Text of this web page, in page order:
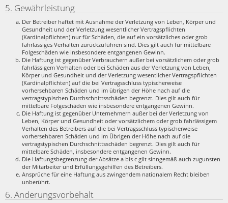
5. Gewährleistung
Der Betreiber haftet mit Ausnahme der Verletzung von Leben, Körper und
Gesundheit und der Verletzung wesentlicher Vertragspflichten
(Kardinalpflichten) nur für Schäden, die auf ein vorsätzliches oder grob
fahrlässiges Verhalten zurückzuführen sind. Dies gilt auch für mittelbare
Folgeschäden wie insbesondere entgangenen Gewinn.
Die Haftung ist gegenüber Verbrauchern außer bei vorsätzlichem oder grob
fahrlässigem Verhalten oder bei Schäden aus der Verletzung von Leben,
Körper und Gesundheit und der Verletzung wesentlicher Vertragspflichten
(Kardinalpflichten) auf die bei Vertragsschluss typischerweise
vorhersehbaren Schäden und im übrigen der Höhe nach auf die
vertragstypischen Durchschnittsschäden begrenzt. Dies gilt auch für
mittelbare Folgeschäden wie insbesondere entgangenen Gewinn.
Die Haftung ist gegenüber Unternehmern außer bei der Verletzung von
Leben, Körper und Gesundheit oder vorsätzlichem oder grob fahrlässigem
Verhalten des Betreibers auf die bei Vertragsschluss typischerweise
vorhersehbaren Schäden und im Übrigen der Höhe nach auf die
vertragstypischen Durchschnittsschäden begrenzt. Dies gilt auch für
mittelbare Schäden, insbesondere entgangenen Gewinn.
Die Haftungsbegrenzung der Absätze a bis c gilt sinngemäß auch zugunsten
der Mitarbeiter und Erfüllungsgehilfen des Betreibers.
Ansprüche für eine Haftung aus zwingendem nationalem Recht bleiben
unberührt.
6. Änderungsvorbehalt